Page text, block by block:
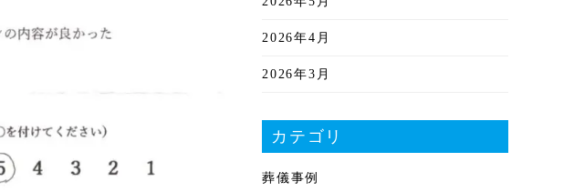
2026年4月
2026年3月
2026年1月
2025年12月
カテゴリ
葬儀事例